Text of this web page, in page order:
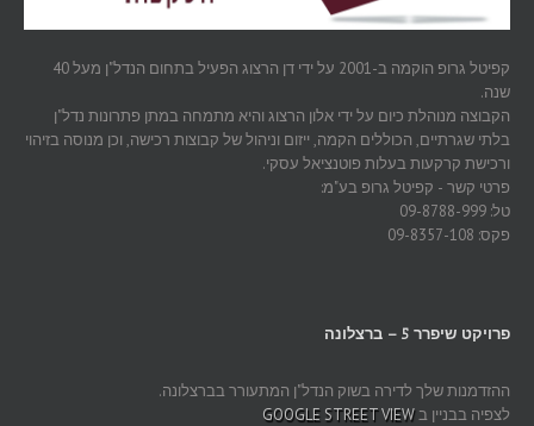
קפיטל גרופ הוקמה ב-2001 על ידי דן הרצוג הפעיל בתחום הנדל"ן מעל 40
שנה.
הקבוצה מנוהלת כיום על ידי אלון הרצוג והיא מתמחה במתן פתרונות נדל"ן
בלתי שגרתיים, הכוללים הקמה, ייזום וניהול של קבוצות רכישה, וכן מנוסה בזיהוי
ורכישת קרקעות בעלות פוטנציאל עסקי.
פרטי קשר - קפיטל גרופ בע"מ:
טל: 09-8788-999
פקס: 09-8357-108
פרויקט שיפרר 5 – ברצלונה
ההזדמנות שלך לדירה בשוק הנדל"ן המתעורר בברצלונה.
לצפיה בבניין בGOOGLE STREET VIEW